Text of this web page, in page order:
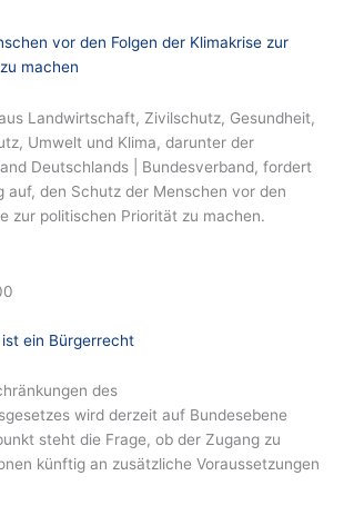
vor den Folgen der Klimakrise zur
machen
Landwirtschaft, Zivilschutz, Gesundheit,
Umwelt und Klima, darunter der
Deutschlands | Bundesverband, fordert
auf, den Schutz der Menschen vor den
zur politischen Priorität zu machen.
ein Bürgerrecht
des
wird derzeit auf Bundesebene
steht die Frage, ob der Zugang zu
künftig an zusätzliche Voraussetzungen